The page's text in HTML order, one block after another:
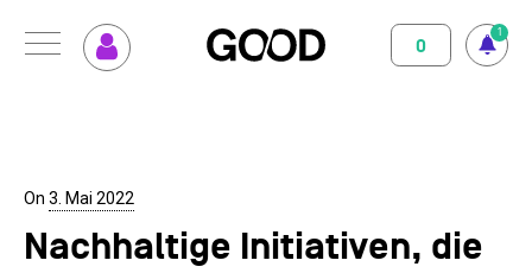
Menu
1
0
Abo abschliessen
GOOD einrichten
Magazin
Unterstützte Projekte
On 3. Mai 2022
Nachhaltige Initiativen, die